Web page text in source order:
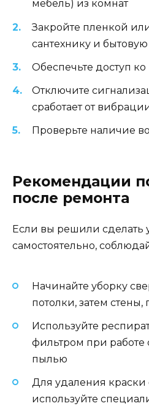
мебель) из комнат
Закройте пленкой
сантехнику и
Обеспечьте доступ
Отключите
сработает от
Проверьте наличие
Рекомендации
после ремонта
Если вы решили сделать
самостоятельно,
Начинайте уборку
потолки, затем стены,
Используйте
фильтром при работе
пылью
Для удаления краски
используйте